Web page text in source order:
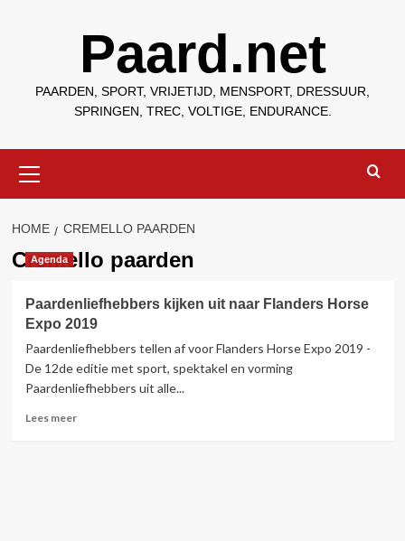
Paard.net
PAARDEN, SPORT, VRIJETIJD, MENSPORT, DRESSUUR,
SPRINGEN, TREC, VOLTIGE, ENDURANCE.
menu
HOME CREMELLO PAARDEN
Cremello paarden
Agenda
Paardenliefhebbers kijken uit naar Flanders Horse
Expo 2019
Paardenliefhebbers tellen af voor Flanders Horse Expo 2019 -
De 12de editie met sport, spektakel en vorming
Paardenliefhebbers uit alle...
Lees meerLees